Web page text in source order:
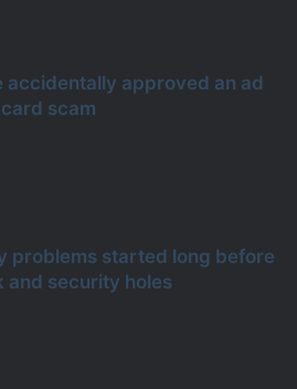
accidentally approved an ad
scam
problems started long before
and security holes